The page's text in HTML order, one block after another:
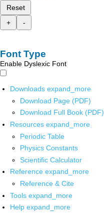
Reset
+
-
Font Type
Enable Dyslexic Font
Downloads expand_more
Download Page (PDF)
Download Full Book (PDF)
Resources expand_more
Periodic Table
Physics Constants
Scientific Calculator
Reference expand_more
Reference & Cite
Tools expand_more
Help expand_more